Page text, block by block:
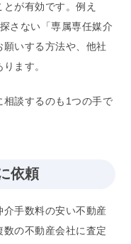
が有効です。例え
さない「専属専任媒介
いする方法や、他社
ます。
相談するのも1つの手で
依頼
手数料の安い不動産
の不動産会社に査定